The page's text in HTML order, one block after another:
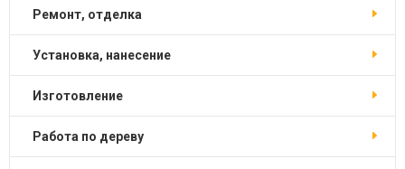
ремонт, отделка
установка, нанесение
изготовление
работа по дереву